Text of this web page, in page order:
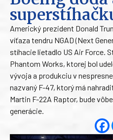
Americký prezident Donald
víťaza tendru NGAD (Next
stíhacie lietadlo US Air Force.
Phantom Works, ktorej bol
vývoja a produkciu v
nazvaný F-47, ktorý má
Martin F-22A Raptor, bude
generácie.